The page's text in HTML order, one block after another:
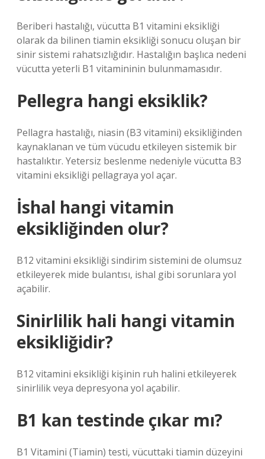
Beriberi hastalığı, vücutta B1 vitamini eksikliği
olarak da bilinen tiamin eksikliği sonucu oluşan bir
sinir sistemi rahatsızlığıdır. Hastalığın başlıca nedeni
vücutta yeterli B1 vitamininin bulunmamasıdır.
Pellegra hangi eksiklik?
Pellagra hastalığı, niasin (B3 vitamini) eksikliğinden
kaynaklanan ve tüm vücudu etkileyen sistemik bir
hastalıktır. Yetersiz beslenme nedeniyle vücutta B3
vitamini eksikliği pellagraya yol açar.
İshal hangi vitamin
eksikliğinden olur?
B12 vitamini eksikliği sindirim sistemini de olumsuz
etkileyerek mide bulantısı, ishal gibi sorunlara yol
açabilir.
Sinirlilik hali hangi vitamin
eksikliğidir?
B12 vitamini eksikliği kişinin ruh halini etkileyerek
sinirlilik veya depresyona yol açabilir.
B1 kan testinde çıkar mı?
B1 Vitamini (Tiamin) testi, vücuttaki tiamin düzeyini